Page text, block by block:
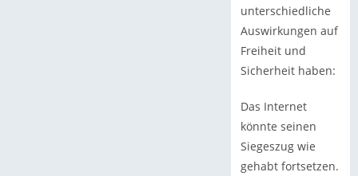
unterschiedliche
Auswirkungen auf
Freiheit und
Sicherheit haben:
Das Internet
könnte seinen
Siegeszug wie
gehabt fortsetzen.